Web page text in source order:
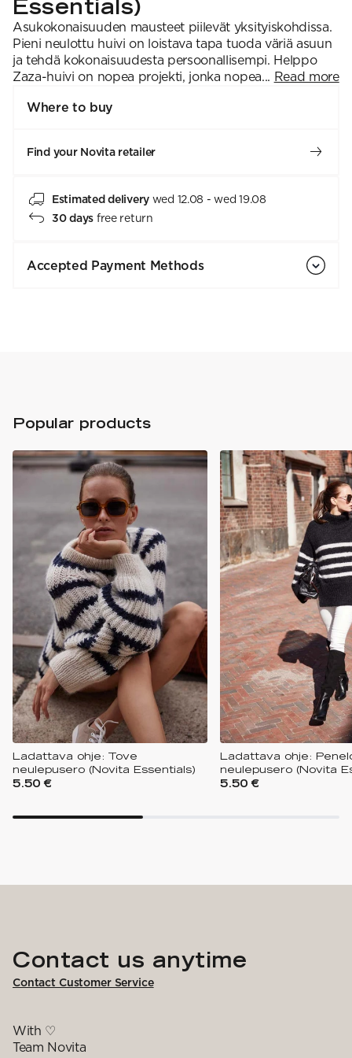
Essentials)
Asukokonaisuuden mausteet piilevät yksityiskohdissa.
Pieni neulottu huivi on loistava tapa tuoda väriä asuun
ja tehdä kokonaisuudesta persoonallisempi. Helppo
Zaza-huivi on nopea projekti, jonka nopea... Read more
Where to buy
Find your Novita retailer
Estimated delivery wed 12.08 - wed 19.08
30 days free return
Accepted Payment Methods
Popular products
Ladattava ohje: Tove
neulepusero (Novita Essentials)
5.50 €
Ladattava ohje:
neulepusero (Novita
5.50 €
Contact us anytime
Contact Customer Service
With ♡
Team Novita